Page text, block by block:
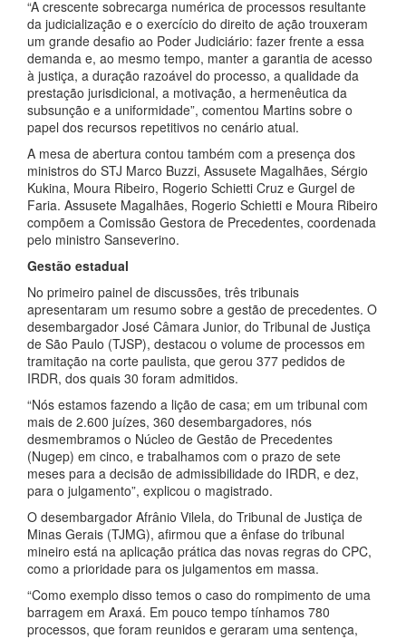
“A crescente sobrecarga numérica de processos resultante
da judicialização e o exercício do direito de ação trouxeram
um grande desafio ao Poder Judiciário: fazer frente a essa
demanda e, ao mesmo tempo, manter a garantia de acesso
à justiça, a duração razoável do processo, a qualidade da
prestação jurisdicional, a motivação, a hermenêutica da
subsunção e a uniformidade”, comentou Martins sobre o
papel dos recursos repetitivos no cenário atual.
A mesa de abertura contou também com a presença dos
ministros do STJ Marco Buzzi, Assusete Magalhães, Sérgio
Kukina, Moura Ribeiro, Rogerio Schietti Cruz e Gurgel de
Faria. Assusete Magalhães, Rogerio Schietti e Moura Ribeiro
compõem a Comissão Gestora de Precedentes, coordenada
pelo ministro Sanseverino.
Gestão estadual
No primeiro painel de discussões, três tribunais
apresentaram um resumo sobre a gestão de precedentes. O
desembargador José Câmara Junior, do Tribunal de Justiça
de São Paulo (TJSP), destacou o volume de processos em
tramitação na corte paulista, que gerou 377 pedidos de
IRDR, dos quais 30 foram admitidos.
“Nós estamos fazendo a lição de casa; em um tribunal com
mais de 2.600 juízes, 360 desembargadores, nós
desmembramos o Núcleo de Gestão de Precedentes
(Nugep) em cinco, e trabalhamos com o prazo de sete
meses para a decisão de admissibilidade do IRDR, e dez,
para o julgamento”, explicou o magistrado.
O desembargador Afrânio Vilela, do Tribunal de Justiça de
Minas Gerais (TJMG), afirmou que a ênfase do tribunal
mineiro está na aplicação prática das novas regras do CPC,
como a prioridade para os julgamentos em massa.
“Como exemplo disso temos o caso do rompimento de uma
barragem em Araxá. Em pouco tempo tínhamos 780
processos, que foram reunidos e geraram uma sentença,